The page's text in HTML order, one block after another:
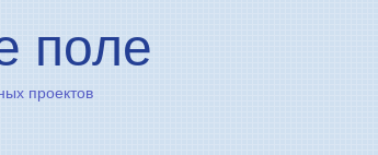
поле
проектов